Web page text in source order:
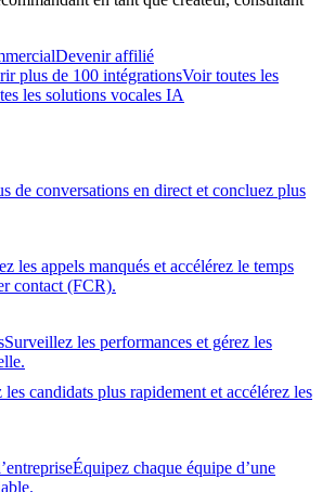
Devenir affilié
plus de 100 intégrationsVoir toutes les
les solutions vocales IA
de conversations en direct et concluez plus
les appels manqués et accélérez le temps
contact (FCR).
Surveillez les performances et gérez les
les candidats plus rapidement et accélérez les
Équipez chaque équipe d’une